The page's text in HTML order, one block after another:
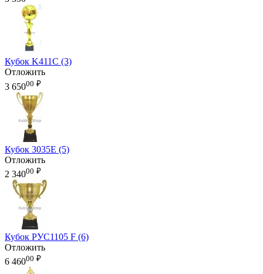
Кубок K411C (3)
Отложить
3 65000 ₽
Кубок 3035E (5)
Отложить
2 34000 ₽
Кубок РУС1105 F (6)
Отложить
6 46000 ₽